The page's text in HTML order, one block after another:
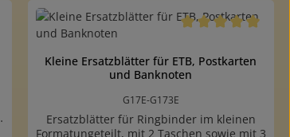
Kleine Ersatzblätter für ETB, Postkarten
und Banknoten
G17E-G173E
Ersatzblätter für Ringbinder im kleinen
Formatungeteilt, mit 2 Taschen sowie mit 3